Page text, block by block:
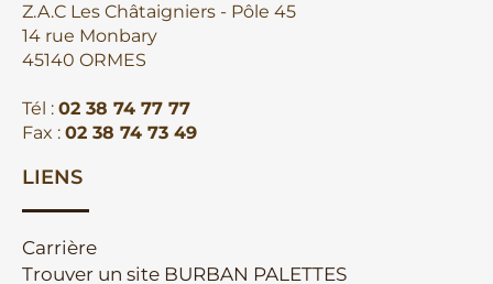
Z.A.C Les Châtaigniers - Pôle 45
14 rue Monbary
45140 ORMES
Tél : 02 38 74 77 77
Fax : 02 38 74 73 49
LIENS
Carrière
Trouver un site BURBAN PALETTES